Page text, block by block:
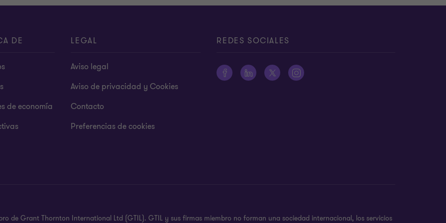
DE
de economía
LEGAL
Aviso legal
Aviso de privacidad y Cookies
Contacto
Preferencias de cookies
REDES SOCIALES
de Grant Thornton International Ltd (GTIL). GTIL y sus firmas miembro no forman una sociedad internacional, los servicios